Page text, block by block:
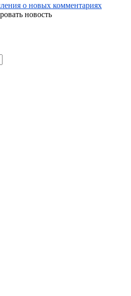
о новых комментариях
новость